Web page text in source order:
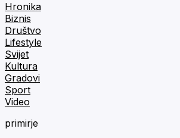
Hronika
Biznis
Društvo
Lifestyle
Svijet
Kultura
Gradovi
Sport
Video
primirje